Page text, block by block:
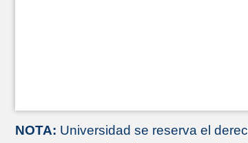
NOTA: Universidad se reserva el